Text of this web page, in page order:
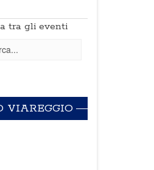
tra gli eventi
VIAREGGIO